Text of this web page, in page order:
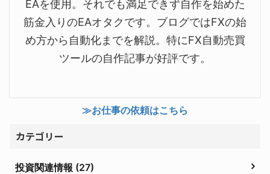
EAを使用。それでも満足できず自作を始めた
筋金入りのEAオタクです。ブログではFXの始
め方から自動化までを解説。特にFX自動売買
ツールの自作記事が好評です。
≫お仕事の依頼はこちら
カテゴリー
投資関連情報 (27)